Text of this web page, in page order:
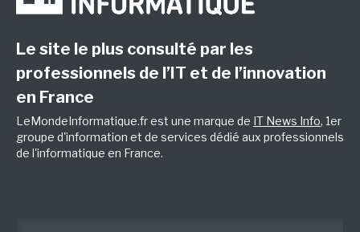
Le site le plus consulté par les
professionnels de l’IT et de l’innovation
en France
LeMondeInformatique.fr est une marque de IT News Info, 1er
groupe d'information et de services dédié aux professionnels
de l'informatique en France.